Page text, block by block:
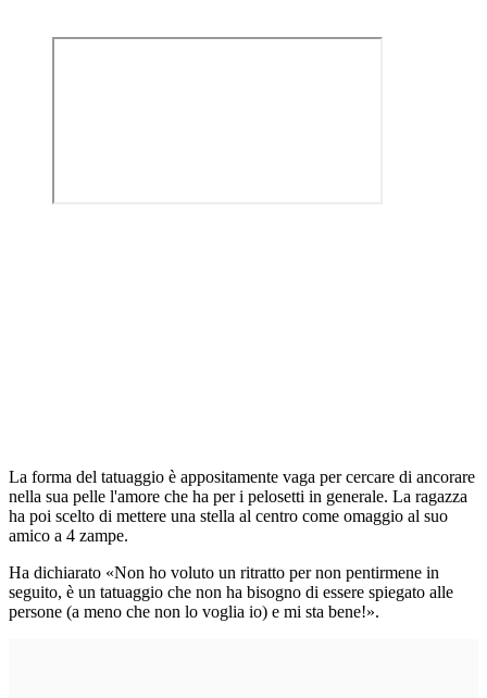
La forma del tatuaggio è appositamente vaga per cercare di ancorare
nella sua pelle l'amore che ha per i pelosetti in generale. La ragazza
ha poi scelto di mettere una stella al centro come omaggio al suo
amico a 4 zampe.
Ha dichiarato «Non ho voluto un ritratto per non pentirmene in
seguito, è un tatuaggio che non ha bisogno di essere spiegato alle
persone (a meno che non lo voglia io) e mi sta bene!».